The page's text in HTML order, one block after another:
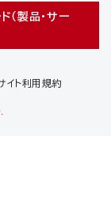
（製品・サー
イト利用規約